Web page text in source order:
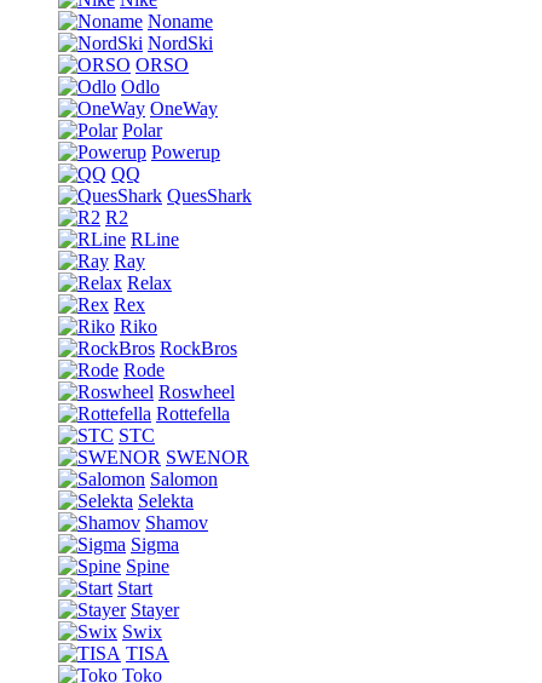
Noname
NordSki
ORSO
Odlo
OneWay
Polar
Powerup
QQ
QuesShark
R2
RLine
Ray
Relax
Rex
Riko
RockBros
Rode
Roswheel
Rottefella
STC
SWENOR
Salomon
Selekta
Shamov
Sigma
Spine
Start
Stayer
Swix
TISA
Toko